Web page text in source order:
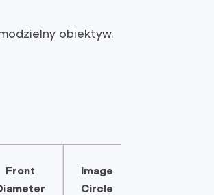
obiektyw.
Front
Image
Circle